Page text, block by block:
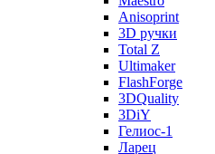
Anisoprint
3D ручки
Total Z
Ultimaker
FlashForge
3DQuality
3DiY
Гелиос-1
Ларец